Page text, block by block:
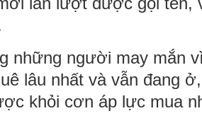
những người may mắn
lâu nhất và vẫn đang
khỏi cơn áp lực mua